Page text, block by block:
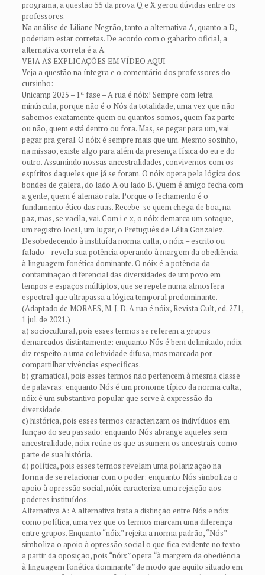
programa, a questão 55 da prova Q e X gerou dúvidas entre os
professores.
Na análise de Liliane Negrão, tanto a alternativa A, quanto a D,
poderiam estar corretas. De acordo com o gabarito oficial, a
alternativa correta é a A.
VEJA AS EXPLICAÇÕES EM VÍDEO AQUI
Veja a questão na íntegra e o comentário dos professores do
cursinho:
Unicamp 2025 – 1ª fase – A rua é nóix! Sempre com letra
minúscula, porque não é o Nós da totalidade, uma vez que não
sabemos exatamente quem ou quantos somos, quem faz parte
ou não, quem está dentro ou fora. Mas, se pegar para um, vai
pegar pra geral. O nóix é sempre mais que um. Mesmo sozinho,
na missão, existe algo para além da presença física do eu e do
outro. Assumindo nossas ancestralidades, convivemos com os
espíritos daqueles que já se foram. O nóix opera pela lógica dos
bondes de galera, do lado A ou lado B. Quem é amigo fecha com
a gente, quem é alemão rala. Porque o fechamento é o
fundamento ético das ruas. Recebe-se quem chega de boa, na
paz, mas, se vacila, vai. Com i e x, o nóix demarca um sotaque,
um registro local, um lugar, o Pretuguês de Lélia Gonzalez.
Desobedecendo à instituída norma culta, o nóix – escrito ou
falado – revela sua potência operando à margem da obediência
à linguagem fonética dominante. O nóix é a potência da
contaminação diferencial das diversidades de um povo em
tempos e espaços múltiplos, que se repete numa atmosfera
espectral que ultrapassa a lógica temporal predominante.
(Adaptado de MORAES, M. J. D. A rua é nóix, Revista Cult, ed. 271,
1 jul. de 2021.)
a) sociocultural, pois esses termos se referem a grupos
demarcados distintamente: enquanto Nós é bem delimitado, nóix
diz respeito a uma coletividade difusa, mas marcada por
compartilhar vivências específicas.
b) gramatical, pois esses termos não pertencem à mesma classe
de palavras: enquanto Nós é um pronome típico da norma culta,
nóix é um substantivo popular que serve à expressão da
diversidade.
c) histórica, pois esses termos caracterizam os indivíduos em
função do seu passado: enquanto Nós abrange aqueles sem
ancestralidade, nóix reúne os que assumem os ancestrais como
parte de sua história.
d) política, pois esses termos revelam uma polarização na
forma de se relacionar com o poder: enquanto Nós simboliza o
apoio à opressão social, nóix caracteriza uma rejeição aos
poderes instituídos.
Alternativa A: A alternativa trata a distinção entre Nós e nóix
como política, uma vez que os termos marcam uma diferença
entre grupos. Enquanto “nóix” rejeita a norma padrão, “Nós”
simboliza o apoio à opressão social o que fica evidente no texto
a partir da oposição, pois “nóix” opera “à margem da obediência
à linguagem fonética dominante” de modo que aquilo situado em